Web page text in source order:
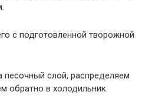
с подготовленной творожной
слой, распределяем
обратно в холодильник.